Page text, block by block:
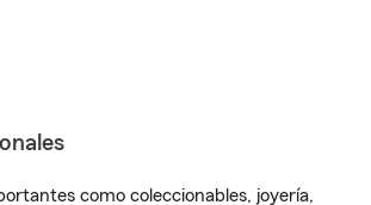
como coleccionables, joyería,